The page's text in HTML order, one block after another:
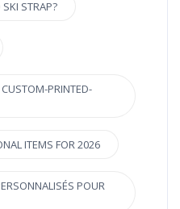
STRAP?
PRINTED-
ITEMS FOR 2026
POUR